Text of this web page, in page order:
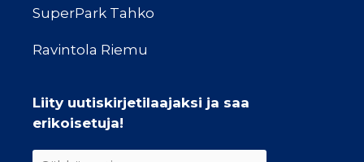
SuperPark Tahko
Ravintola Riemu
Liity uutiskirjetilaajaksi ja saa
erikoisetuja!